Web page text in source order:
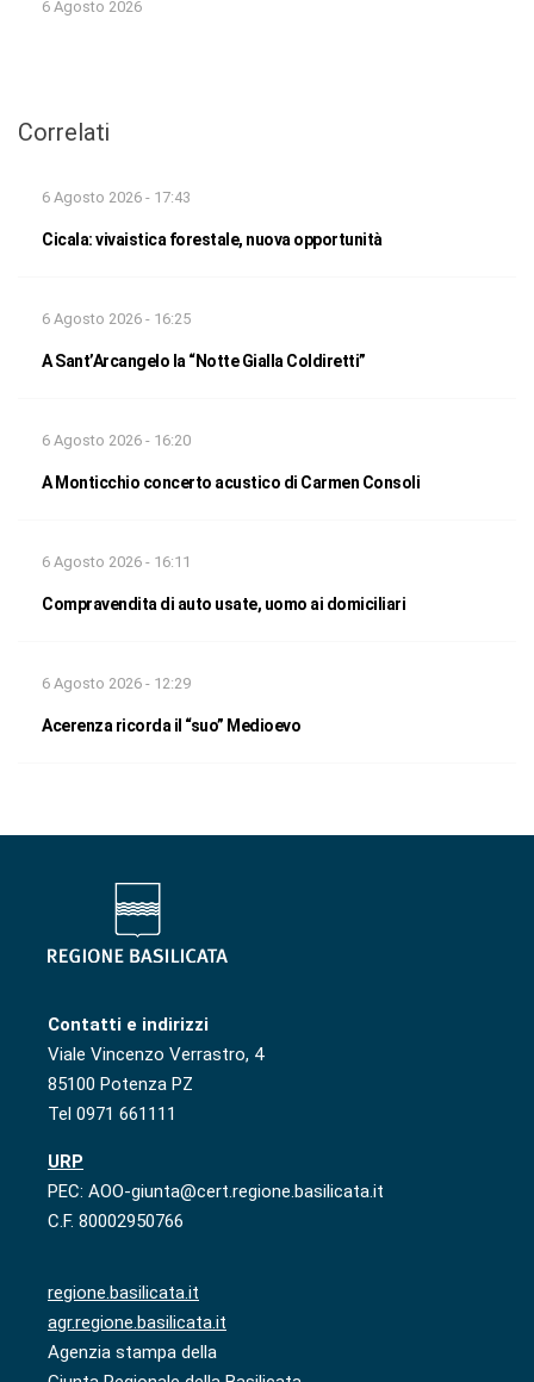
6 Agosto 2026
Correlati
6 Agosto 2026 - 17:43
Cicala: vivaistica forestale, nuova opportunità
6 Agosto 2026 - 16:25
A Sant’Arcangelo la “Notte Gialla Coldiretti”
6 Agosto 2026 - 16:20
A Monticchio concerto acustico di Carmen Consoli
6 Agosto 2026 - 16:11
Compravendita di auto usate, uomo ai domiciliari
6 Agosto 2026 - 12:29
Acerenza ricorda il “suo” Medioevo
Contatti e indirizzi
Viale Vincenzo Verrastro, 4
85100 Potenza PZ
Tel 0971 661111
URP
PEC: AOO-giunta@cert.regione.basilicata.it
C.F. 80002950766
regione.basilicata.it
agr.regione.basilicata.it
Agenzia stampa della